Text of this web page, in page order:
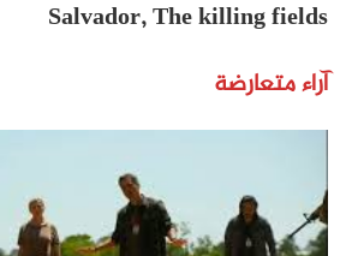
Salvador, The killing fields
آراء متعارضة